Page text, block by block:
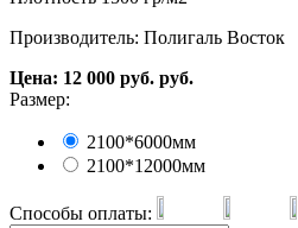
Производитель: Полигаль Восток
Цена: 12 000 руб. руб.
Размер:
2100*6000мм
2100*12000мм
Способы оплаты: